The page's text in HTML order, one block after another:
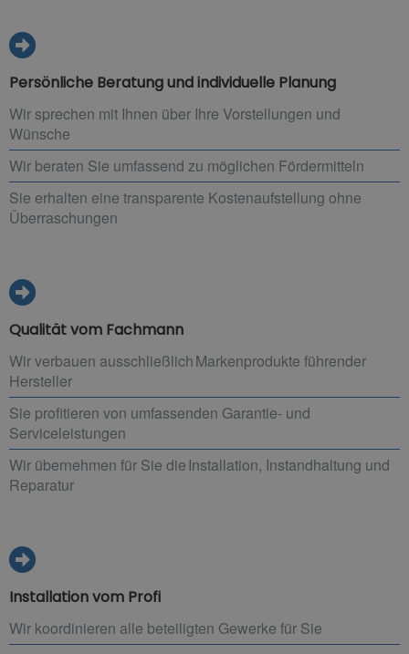
Persönliche Beratung und individuelle Planung
Wir sprechen mit Ihnen über Ihre Vorstellungen und
Wünsche
Wir beraten Sie umfassend zu möglichen Fördermitteln
Sie erhalten eine transparente Kostenaufstellung ohne
Überraschungen
Qualität vom Fachmann
Wir verbauen ausschließlich Markenprodukte führender
Hersteller
Sie profitieren von umfassenden Garantie- und
Serviceleistungen
Wir übernehmen für Sie die Installation, Instandhaltung und
Reparatur
Installation vom Profi
Wir koordinieren alle beteiligten Gewerke für Sie